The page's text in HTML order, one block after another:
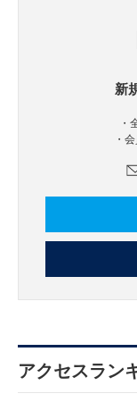
新
・
・
アクセスラン